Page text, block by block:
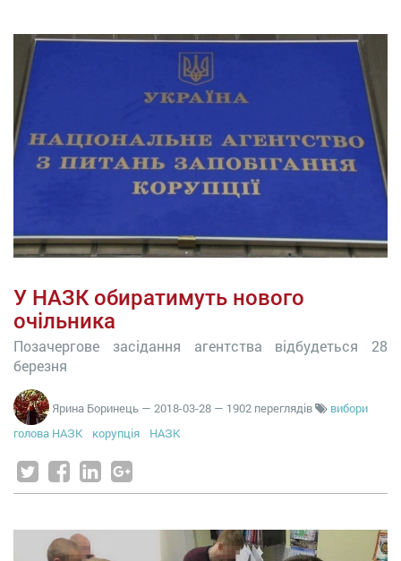
У НАЗК обиратимуть нового
очільника
Позачергове засідання агентства відбудеться 28
березня
Ярина Боринець — 2018-03-28 — 1902 переглядів
вибори
голова НАЗК
корупція НАЗК